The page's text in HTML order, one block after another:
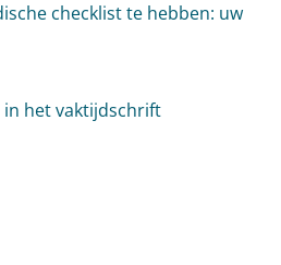
checklist te hebben: uw
het vaktijdschrift